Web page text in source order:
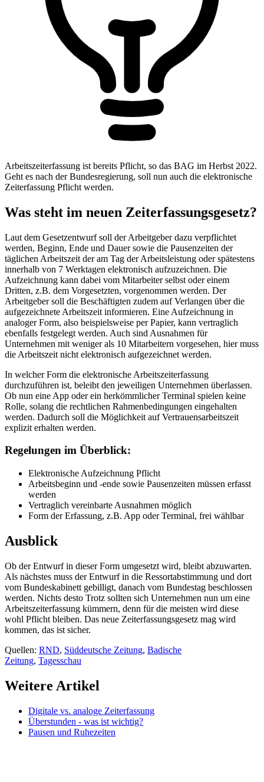
Arbeitszeiterfassung ist bereits Pflicht, so das BAG im Herbst 2022.
Geht es nach der Bundesregierung, soll nun auch die elektronische
Zeiterfassung Pflicht werden.
Was steht im neuen Zeiterfassungsgesetz?
Laut dem Gesetzentwurf soll der Arbeitgeber dazu verpflichtet
werden, Beginn, Ende und Dauer sowie die Pausenzeiten der
täglichen Arbeitszeit der am Tag der Arbeitsleistung oder spätestens
innerhalb von 7 Werktagen elektronisch aufzuzeichnen. Die
Aufzeichnung kann dabei vom Mitarbeiter selbst oder einem
Dritten, z.B. dem Vorgesetzten, vorgenommen werden. Der
Arbeitgeber soll die Beschäftigten zudem auf Verlangen über die
aufgezeichnete Arbeitszeit informieren. Eine Aufzeichnung in
analoger Form, also beispielsweise per Papier, kann vertraglich
ebenfalls festgelegt werden. Auch sind Ausnahmen für
Unternehmen mit weniger als 10 Mitarbeitern vorgesehen, hier muss
die Arbeitszeit nicht elektronisch aufgezeichnet werden.
In welcher Form die elektronische Arbeitszeiterfassung
durchzuführen ist, beleibt den jeweiligen Unternehmen überlassen.
Ob nun eine App oder ein herkömmlicher Terminal spielen keine
Rolle, solang die rechtlichen Rahmenbedingungen eingehalten
werden. Dadurch soll die Möglichkeit auf Vertrauensarbeitszeit
explizit erhalten werden.
Regelungen im Überblick:
Elektronische Aufzeichnung Pflicht
Arbeitsbeginn und -ende sowie Pausenzeiten müssen erfasst
werden
Vertraglich vereinbarte Ausnahmen möglich
Form der Erfassung, z.B. App oder Terminal, frei wählbar
Ausblick
Ob der Entwurf in dieser Form umgesetzt wird, bleibt abzuwarten.
Als nächstes muss der Entwurf in die Ressortabstimmung und dort
vom Bundeskabinett gebilligt, danach vom Bundestag beschlossen
werden. Nichts desto Trotz sollten sich Unternehmen nun um eine
Arbeitszeiterfassung kümmern, denn für die meisten wird diese
wohl Pflicht bleiben. Das neue Zeiterfassungsgesetz mag wird
kommen, das ist sicher.
Quellen: RND, Süddeutsche Zeitung, Badische
Zeitung, Tagesschau
Weitere Artikel
Digitale vs. analoge Zeiterfassung
Überstunden - was ist wichtig?
Pausen und Ruhezeiten